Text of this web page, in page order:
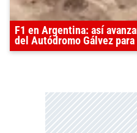
F1 en Argentina: así
del Autódromo Gálvez